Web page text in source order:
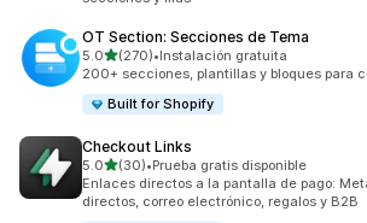
OT Section: Secciones de Tema
5.0de 5 estrellas
(270)
270 reseñas en total
•Instalación gratuita
200+ secciones, plantillas y bloques para
Built for Shopify
Checkout Links
5.0de 5 estrellas
(30)
30 reseñas en total
•Prueba gratis disponible
Enlaces directos a la pantalla de pago:
directos, correo electrónico, regalos y B2B